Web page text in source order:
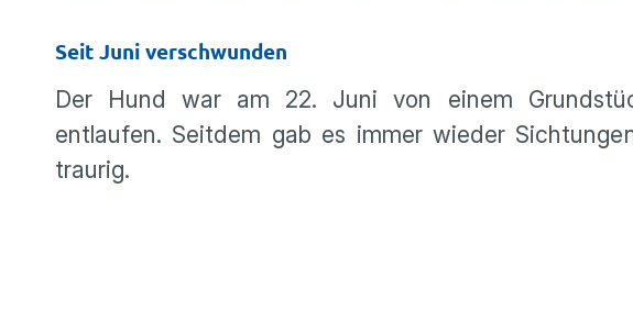
Seit Juni verschwunden
Der Hund war am 22. Juni von einem
entlaufen. Seitdem gab es immer wieder
traurig.